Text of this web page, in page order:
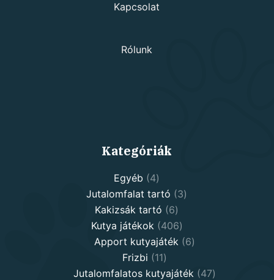
Kapcsolat
Rólunk
Kategóriák
Egyéb 44
products
Jutalomfalat tartó 33
Kakizsák tartó 66
products
Kutya játékok 406406
products
Apport kutyajáték 66
Frizbi 1111
products
Jutalomfalatos kutyajáték 4747